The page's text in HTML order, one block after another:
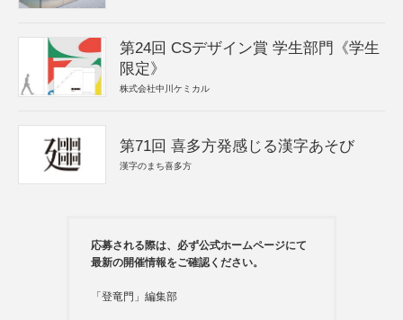
第24回 CSデザイン賞 学生部門《学生
限定》
株式会社中川ケミカル
第71回 喜多方発感じる漢字あそび
漢字のまち喜多方
応募される際は、必ず公式ホームページにて
最新の開催情報をご確認ください。
「登竜門」編集部